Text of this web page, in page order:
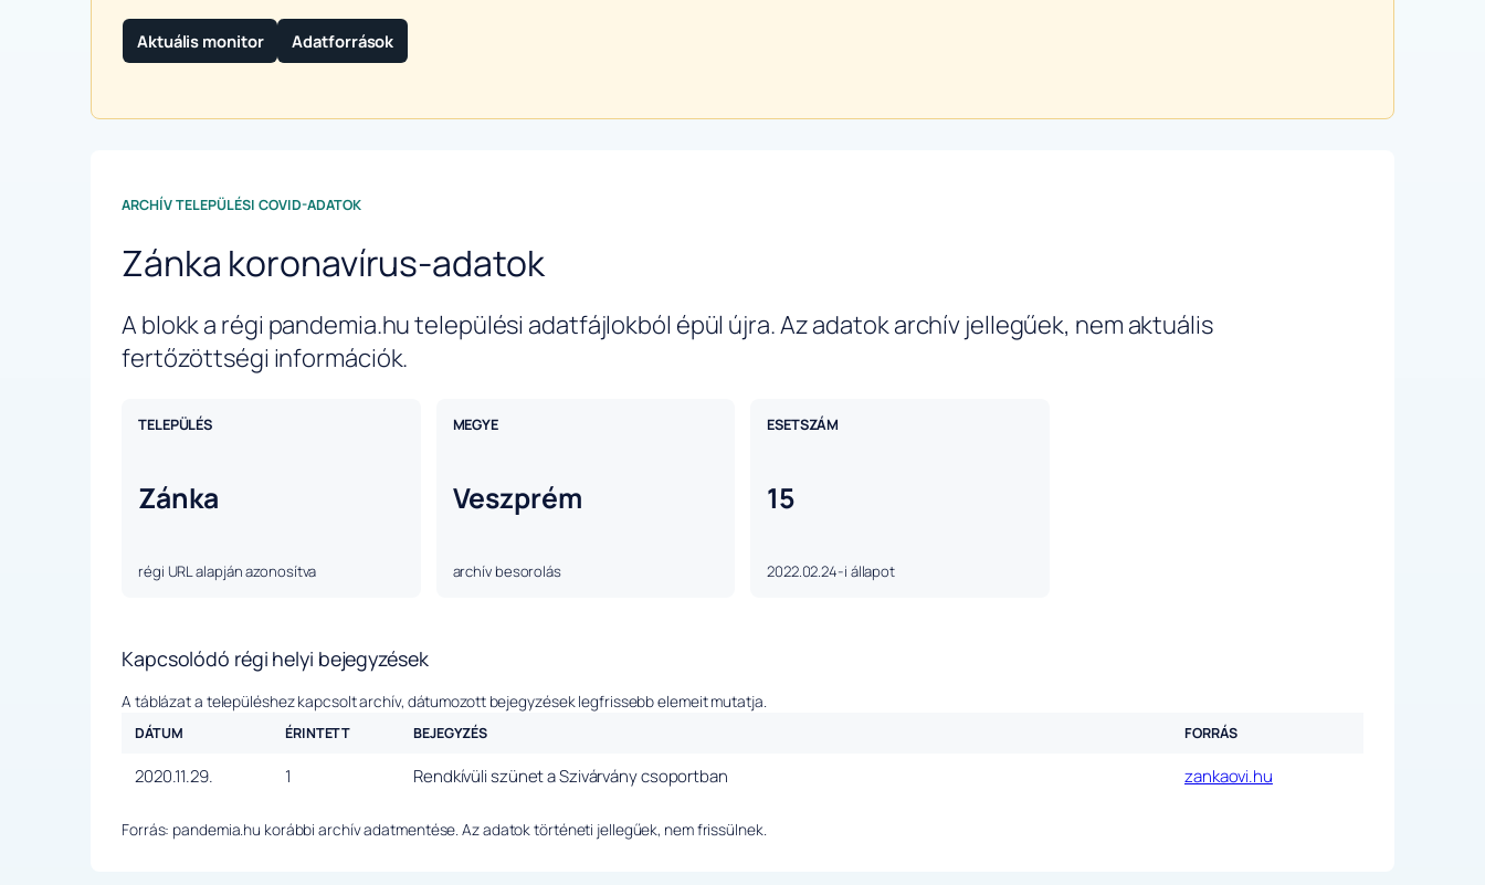
Aktuális monitor Adatforrások
ARCHÍV TELEPÜLÉSI COVID-ADATOK
Zánka koronavírus-adatok
A blokk a régi pandemia.hu települési adatfájlokból épül újra. Az adatok archív jellegűek, nem aktuális
fertőzöttségi információk.
TELEPÜLÉS
Zánka
régi URL alapján azonosítva
MEGYE
Veszprém
archív besorolás
ESETSZÁM
15
2022.02.24-i állapot
Kapcsolódó régi helyi bejegyzések
A táblázat a településhez kapcsolt archív, dátumozott bejegyzések legfrissebb elemeit mutatja.
DÁTUM ÉRINTETT BEJEGYZÉS FORRÁS
2020.11.29. 1 Rendkívüli szünet a Szivárvány csoportban zankaovi.hu
Forrás: pandemia.hu korábbi archív adatmentése. Az adatok történeti jellegűek, nem frissülnek.